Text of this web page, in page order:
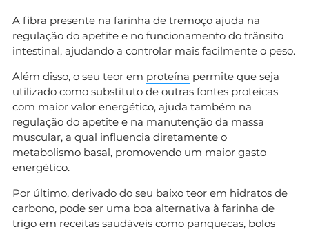
A fibra presente na farinha de tremoço ajuda na
regulação do apetite e no funcionamento do trânsito
intestinal, ajudando a controlar mais facilmente o peso.
Além disso, o seu teor em proteína permite que seja
utilizado como substituto de outras fontes proteicas
com maior valor energético, ajuda também na
regulação do apetite e na manutenção da massa
muscular, a qual influencia diretamente o
metabolismo basal, promovendo um maior gasto
energético.
Por último, derivado do seu baixo teor em hidratos de
carbono, pode ser uma boa alternativa à farinha de
trigo em receitas saudáveis como panquecas, bolos